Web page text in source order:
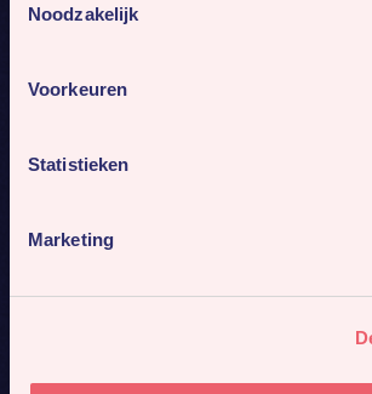
Noodzakelijk
Voorkeuren
Statistieken
Marketing